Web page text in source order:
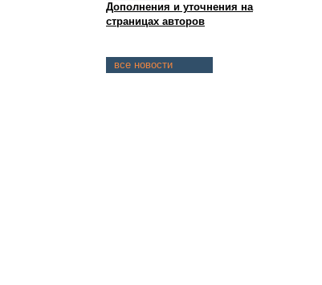
Дополнения и уточнения на
страницах авторов
все новости